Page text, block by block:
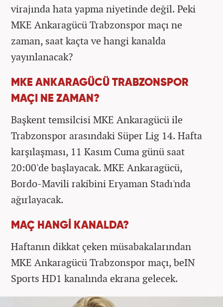
virajında hata yapma niyetinde değil. Peki
MKE Ankaragücü Trabzonspor maçı ne
zaman, saat kaçta ve hangi kanalda
yayınlanacak?
MKE ANKARAGÜCÜ TRABZONSPOR
MAÇI NE ZAMAN?
Başkent temsilcisi MKE Ankaragücü ile
Trabzonspor arasındaki Süper Lig 14. Hafta
karşılaşması, 11 Kasım Cuma günü saat
20:00'de başlayacak. MKE Ankaragücü,
Bordo-Mavili rakibini Eryaman Stadı'nda
ağırlayacak.
MAÇ HANGİ KANALDA?
Haftanın dikkat çeken müsabakalarından
MKE Ankaragücü Trabzonspor maçı, beIN
Sports HD1 kanalında ekrana gelecek.